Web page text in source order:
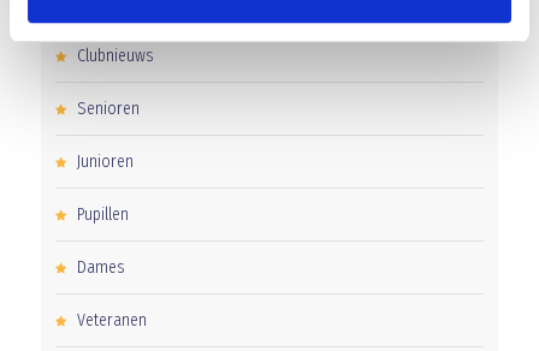
Clubnieuws
Senioren
Junioren
Pupillen
Dames
Veteranen